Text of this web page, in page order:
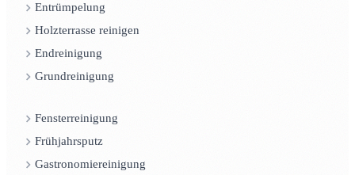
Entrümpelung
Holzterrasse reinigen
Endreinigung
Grundreinigung
Fensterreinigung
Frühjahrsputz
Gastronomiereinigung